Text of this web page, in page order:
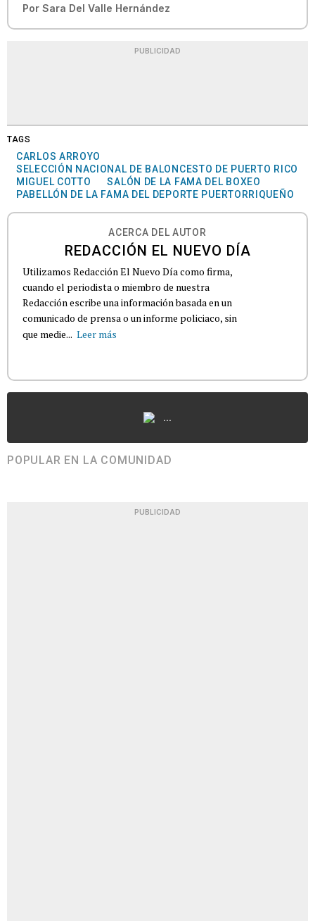
Por Sara Del Valle Hernández
PUBLICIDAD
TAGS
CARLOS ARROYO
SELECCIÓN NACIONAL DE BALONCESTO DE PUERTO RICO
MIGUEL COTTO
SALÓN DE LA FAMA DEL BOXEO
PABELLÓN DE LA FAMA DEL DEPORTE PUERTORRIQUEÑO
ACERCA DEL AUTOR
REDACCIÓN EL NUEVO DÍA
Utilizamos Redacción El Nuevo Día como firma,
cuando el periodista o miembro de nuestra
Redacción escribe una información basada en un
comunicado de prensa o un informe policiaco, sin
que medie... Leer más
...
POPULAR EN LA COMUNIDAD
PUBLICIDAD